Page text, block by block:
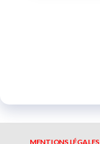
MENTIONS LÉGALES